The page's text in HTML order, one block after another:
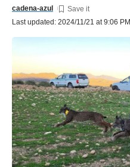
Last updated: 2024/11/21 at 9:06 PM
cadena-azul